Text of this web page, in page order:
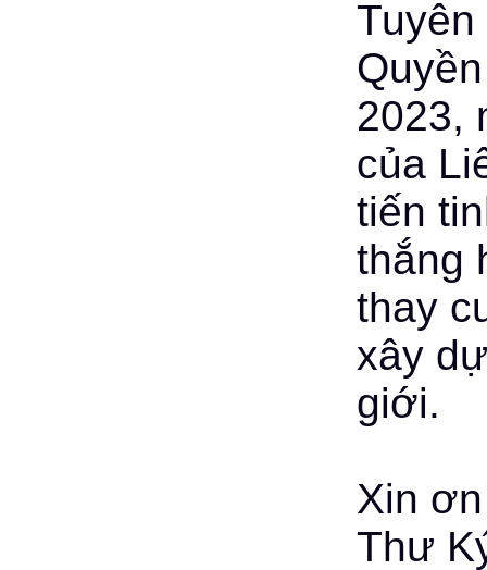
Tuyên
2023,
của
tiến
thắng
thay
xây
giới.
Xin
Thư